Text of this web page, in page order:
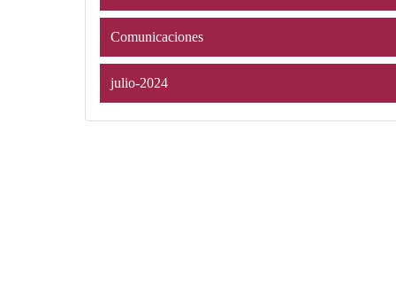
Comunicaciones
julio-2024